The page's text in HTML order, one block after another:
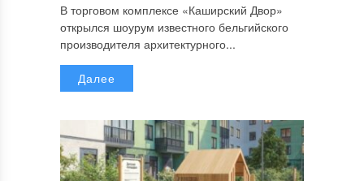
В торговом комплексе «Каширский Двор»
открылся шоурум известного бельгийского
производителя архитектурного...
Далее